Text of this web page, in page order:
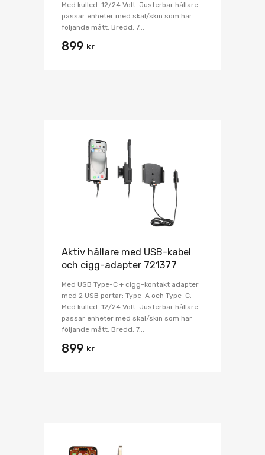
Med kulled. 12/24 Volt. Justerbar hållare
passar enheter med skal/skin som har
följande mått: Bredd: 7...
899 kr
Aktiv hållare med USB-kabel
och cigg-adapter 721377
Med USB Type-C + cigg-kontakt adapter
med 2 USB portar: Type-A och Type-C.
Med kulled. 12/24 Volt. Justerbar hållare
passar enheter med skal/skin som har
följande mått: Bredd: 7...
899 kr